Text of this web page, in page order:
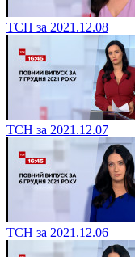
ТСН за 2021.12.08
ТСН за 2021.12.07
ТСН за 2021.12.06